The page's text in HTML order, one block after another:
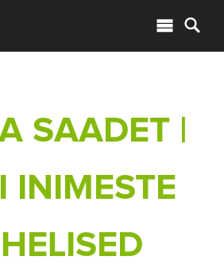
SAADET |
INIMESTE